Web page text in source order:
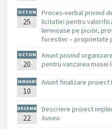
OCTOM
BRIE
25
Proces-verbal privind
licitatiei pentru
lemnoase pe picior,
forestier – proprietate
OCTOM
BRIE
20
Anunt privind
pentru vanzarea masei
IANUARI
E
10
Anunt finalizare proiect
DECEMB
RIE
22
Descriere proiect
Auseu